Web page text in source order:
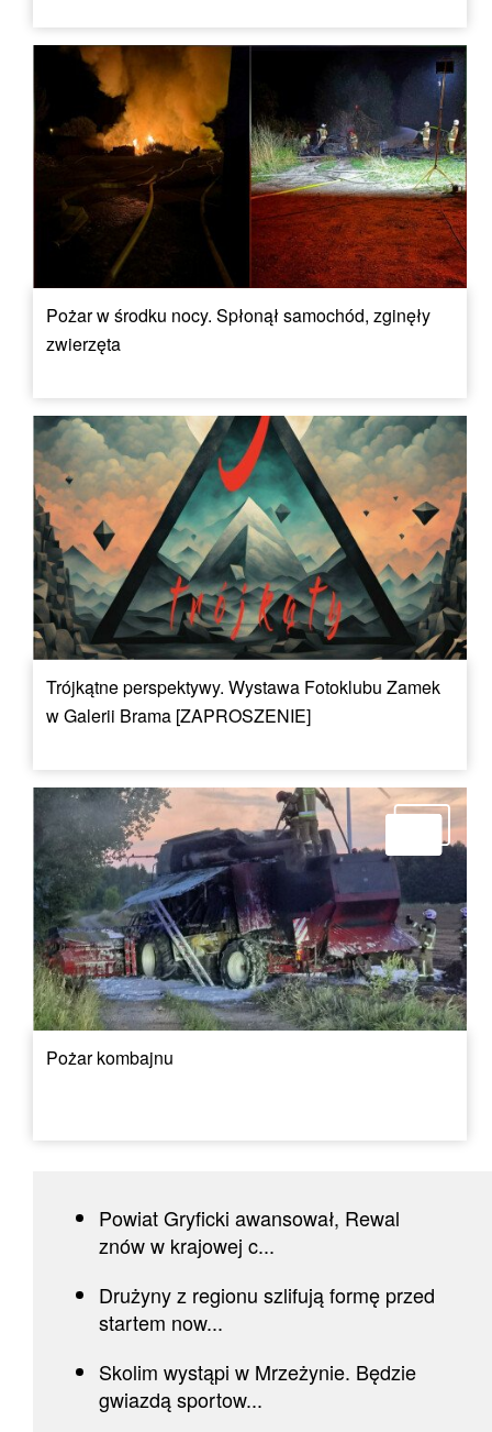
Pożar w środku nocy. Spłonął samochód, zginęły
zwierzęta
Trójkątne perspektywy. Wystawa Fotoklubu Zamek
w Galerii Brama [ZAPROSZENIE]
Pożar kombajnu
Powiat Gryficki awansował, Rewal
znów w krajowej c...
Drużyny z regionu szlifują formę przed
startem now...
Skolim wystąpi w Mrzeżynie. Będzie
gwiazdą sportow...